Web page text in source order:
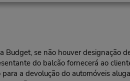
se não houver designação
do balcão fornecerá ao
a devolução do automóveis